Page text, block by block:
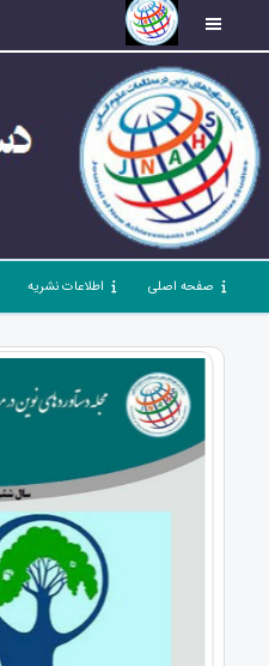
صفحه اصلی اطلاعات نشریه